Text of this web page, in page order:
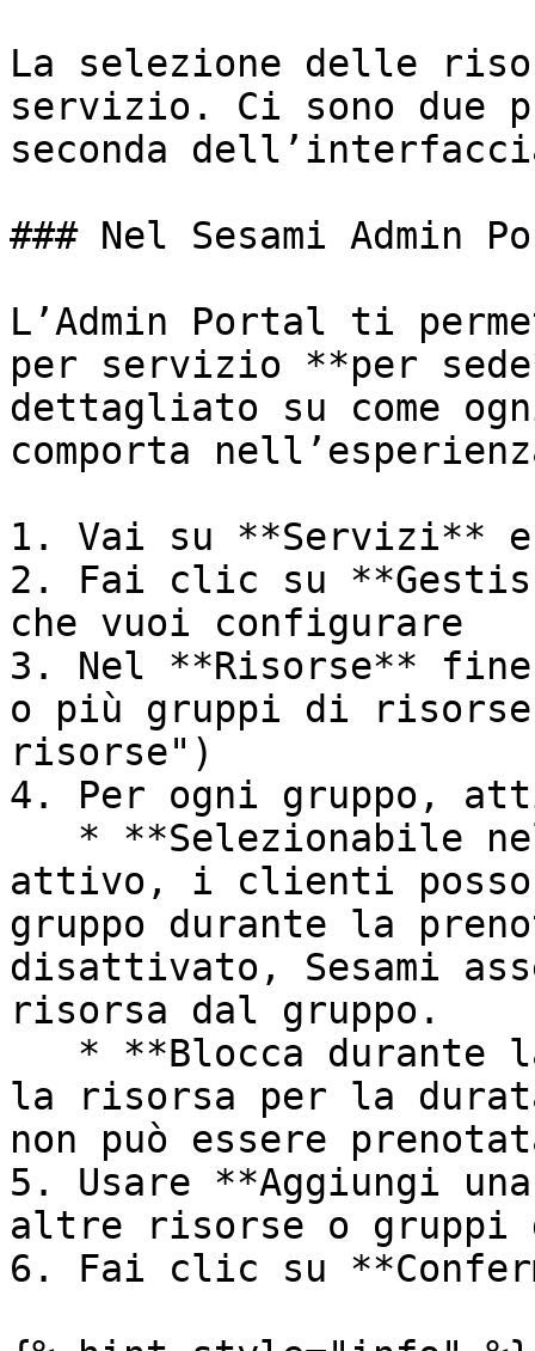
La selezione delle
servizio. Ci sono
seconda
### Nel Sesami Admin
L’Admin Portal ti
per servizio **per
dettagliato su come
comporta
1. Vai su **Servizi**
2. Fai clic su
che vuoi configurare
3. Nel **Risorse**
o più gruppi di
risorse")
4. Per ogni gruppo,
attivo, i clienti
gruppo durante la
disattivato, Sesami
risorsa dal gruppo.
la risorsa per la
non può essere
5. Usare **Aggiungi
altre risorse o gruppi
6. Fai clic su